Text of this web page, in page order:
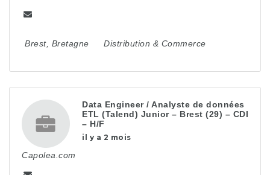
Brest, Bretagne Distribution & Commerce
Data Engineer / Analyste de données
ETL (Talend) Junior – Brest (29) – CDI
– H/F
il y a 2 mois
Capolea.com